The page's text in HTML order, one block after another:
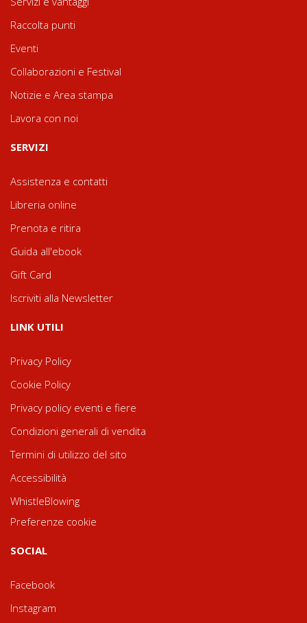
Raccolta punti
Eventi
Collaborazioni e Festival
Notizie e Area stampa
Lavora con noi
SERVIZI
Assistenza e contatti
Libreria online
Prenota e ritira
Guida all'ebook
Gift Card
Iscriviti alla Newsletter
LINK UTILI
Privacy Policy
Cookie Policy
Privacy policy eventi e fiere
Condizioni generali di vendita
Termini di utilizzo del sito
Accessibilità
WhistleBlowing
Preferenze cookie
SOCIAL
Facebook
Instagram